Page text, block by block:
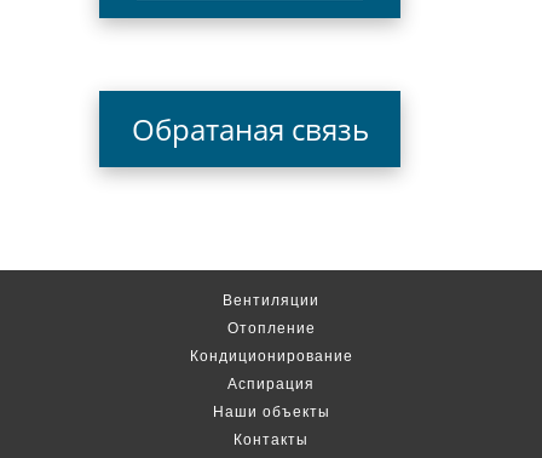
Обратаная связь
Вентиляции
Отопление
Кондиционирование
Аспирация
Наши объекты
Контакты